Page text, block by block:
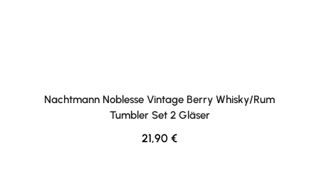
Nachtmann Noblesse Vintage Berry Whisky/Rum
Tumbler Set 2 Gläser
Regulärer Preis:
21,90 €